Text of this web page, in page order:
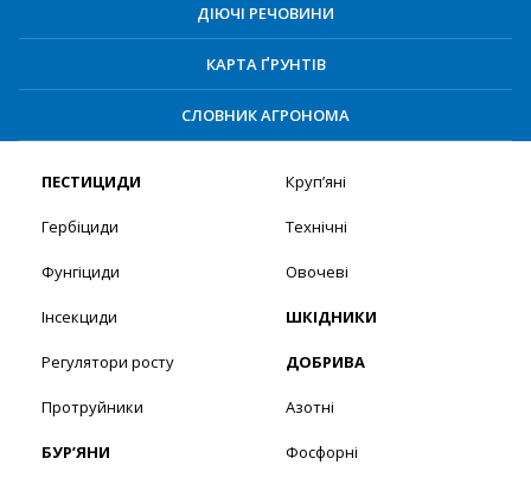
ДІЮЧІ РЕЧОВИНИ
КАРТА ҐРУНТІВ
СЛОВНИК АГРОНОМА
ПЕСТИЦИДИ
Гербіциди
Фунгіциди
Інсекциди
Регулятори росту
Протруйники
БУР’ЯНИ
Круп’яні
Технічні
Овочеві
ШКІДНИКИ
ДОБРИВА
Азотні
Фосфорні